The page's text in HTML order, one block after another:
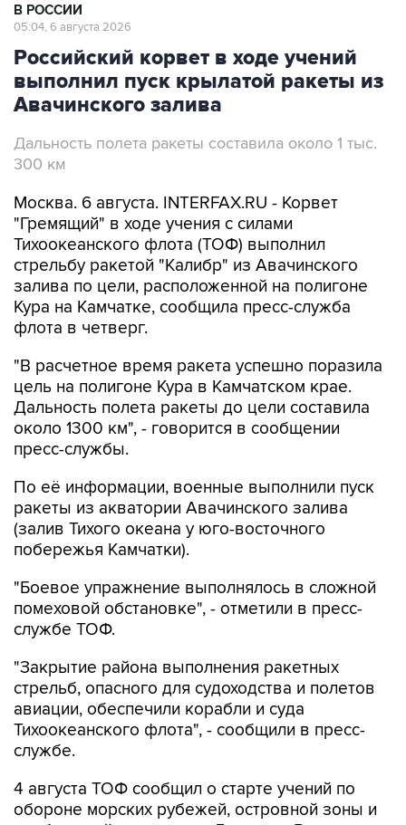
В РОССИИ
05:04, 6 августа 2026
Российский корвет в ходе учений
выполнил пуск крылатой ракеты из
Авачинского залива
Дальность полета ракеты составила около 1 тыс.
300 км
Москва. 6 августа. INTERFAX.RU - Корвет
"Гремящий" в ходе учения с силами
Тихоокеанского флота (ТОФ) выполнил
стрельбу ракетой "Калибр" из Авачинского
залива по цели, расположенной на полигоне
Кура на Камчатке, сообщила пресс-служба
флота в четверг.
"В расчетное время ракета успешно поразила
цель на полигоне Кура в Камчатском крае.
Дальность полета ракеты до цели составила
около 1300 км", - говорится в сообщении
пресс-службы.
По её информации, военные выполнили пуск
ракеты из акватории Авачинского залива
(залив Тихого океана у юго-восточного
побережья Камчатки).
"Боевое упражнение выполнялось в сложной
помеховой обстановке", - отметили в пресс-
службе ТОФ.
"Закрытие района выполнения ракетных
стрельб, опасного для судоходства и полетов
авиации, обеспечили корабли и суда
Тихоокеанского флота", - сообщили в пресс-
службе.
4 августа ТОФ сообщил о старте учений по
обороне морских рубежей, островной зоны и